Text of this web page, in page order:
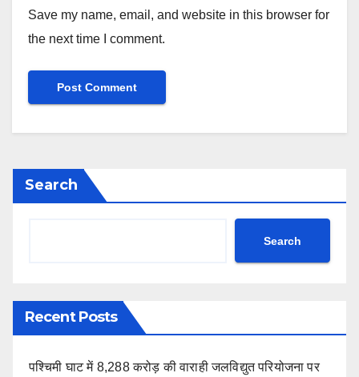
Save my name, email, and website in this browser for
the next time I comment.
Search
Search
Recent Posts
पश्चिमी घाट में 8,288 करोड़ की वाराही जलविद्युत परियोजना पर